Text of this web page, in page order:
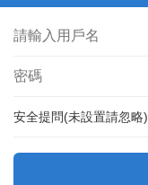
安全提問(未設置請忽略)